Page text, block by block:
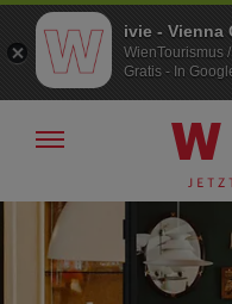
Zur
Navigation
Zum
Inhalt
Navigation
ivie - Vienna
WienTourismus
Gratis - In